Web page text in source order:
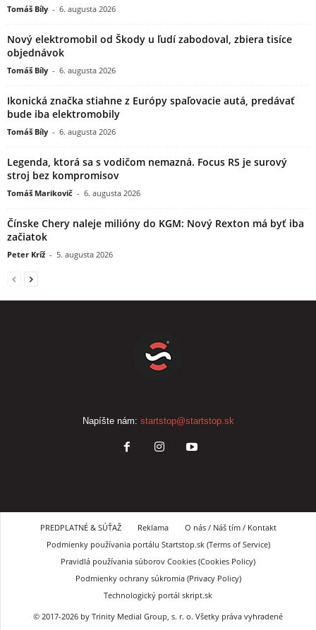
Tomáš Bíly - 6. augusta 2026
Nový elektromobil od Škody u ľudí zabodoval, zbiera tisíce
objednávok
Tomáš Bíly - 6. augusta 2026
Ikonická značka stiahne z Európy spaľovacie autá, predávať
bude iba elektromobily
Tomáš Bíly - 6. augusta 2026
Legenda, ktorá sa s vodičom nemazná. Focus RS je surový
stroj bez kompromisov
Tomáš Marikovič - 6. augusta 2026
Čínske Chery naleje milióny do KGM: Nový Rexton má byť iba
začiatok
Peter Kríž - 5. augusta 2026
Napíšte nám: startstop@startstop.sk
PREDPLATNÉ & SÚŤAŽ Reklama
O nás / Náš tím / Kontakt
Podmienky používania portálu Startstop.sk (Terms of Service)
Pravidlá používania súborov Cookies (Cookies Policy)
Podmienky ochrany súkromia (Privacy Policy)
Technologický portál skript.sk
© 2017-2026 by Trinity Medial Group, s. r. o. Všetky práva vyhradené